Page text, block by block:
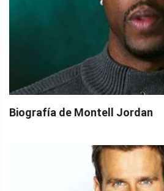
Biografía de Montell Jordan